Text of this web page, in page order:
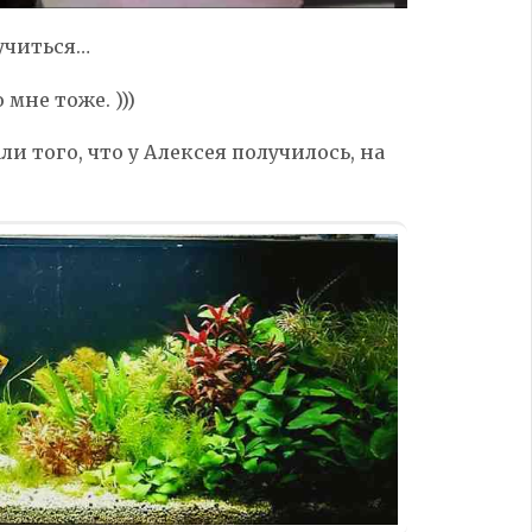
мне тоже. )))
того, что у Алексея получилось, на